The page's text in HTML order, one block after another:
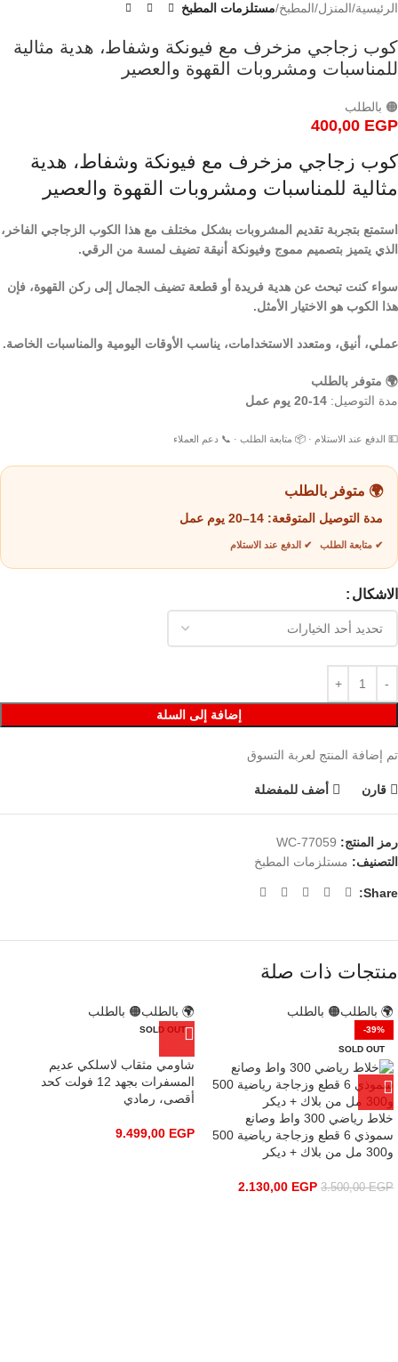
الرئيسية المنزل المطبخ مستلزمات المطبخ
كوب زجاجي مزخرف مع فيونكة وشفاط، هدية مثالية
للمناسبات ومشروبات القهوة والعصير
🟠 بالطلب
400,00 EGP
كوب زجاجي مزخرف مع فيونكة وشفاط، هدية
مثالية للمناسبات ومشروبات القهوة والعصير
استمتع بتجربة تقديم المشروبات بشكل مختلف مع هذا الكوب الزجاجي الفاخر،
الذي يتميز بتصميم مموج وفيونكة أنيقة تضيف لمسة من الرقي.
سواء كنت تبحث عن هدية فريدة أو قطعة تضيف الجمال إلى ركن القهوة، فإن
هذا الكوب هو الاختيار الأمثل.
عملي، أنيق، ومتعدد الاستخدامات، يناسب الأوقات اليومية والمناسبات الخاصة.
🌍 متوفر بالطلب
مدة التوصيل: 14-20 يوم عمل
💵 الدفع عند الاستلام · 📦 متابعة الطلب · 📞 دعم العملاء
🌍 متوفر بالطلب
مدة التوصيل المتوقعة: 14–20 يوم عمل
✔ متابعة الطلب ✔ الدفع عند الاستلام
الاشكال
إضافة إلى السلة
تم إضافة المنتج لعربة التسوق
قارن أضف للمفضلة
رمز المنتج: WC-77059
التصنيف: مستلزمات المطبخ
Share:
منتجات ذات صلة
🌍 بالطلب🟠 بالطلب
-39%
SOLD OUT
خلاط رياضي 300 واط وصانع
سموذي 6 قطع وزجاجة رياضية 500
و300 مل من بلاك + ديكر
3.500,00EGP
2.130,00 EGP
🌍 بالطلب🟠 بالطلب
SOLD OUT
شاومي مثقاب لاسلكي عديم
المسفرات بجهد 12 فولت كحد
أقصى، رمادي
9.499,00 EGP